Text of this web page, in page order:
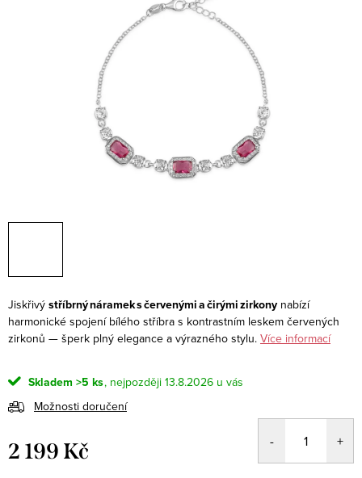
Jiskřivý stříbrný náramek s červenými a čirými zirkony nabízí
harmonické spojení bílého stříbra s kontrastním leskem červených
zirkonů — šperk plný elegance a výrazného stylu. Více informací
Skladem >5 ks
13.8.2026
Možnosti doručení
2 199 Kč